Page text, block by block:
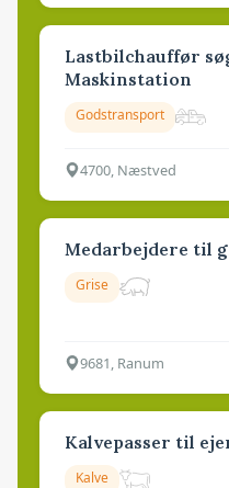
Lastbilchauffør
Maskinstation
Godstransport
4700, Næstved
Medarbejdere til
Grise
9681, Ranum
Kalvepasser til
Kalve